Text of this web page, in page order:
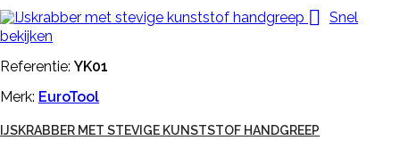

Snel
bekijken
Referentie: YK01
Merk: EuroTool
IJSKRABBER MET STEVIGE KUNSTSTOF HANDGREEP